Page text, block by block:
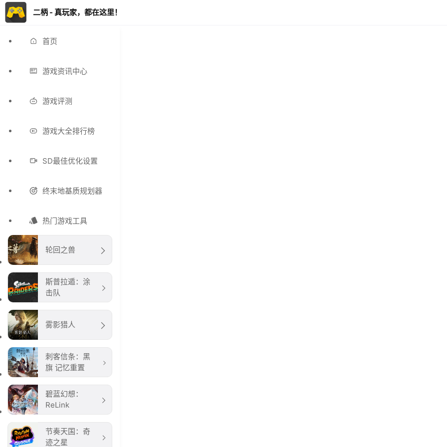
二柄 - 真玩家，都在这里！
首页
游戏资讯中心
游戏评测
游戏大全排行榜
SD最佳优化设置
终末地基质规划器
热门游戏工具
轮回之兽
斯普拉遁：涂
击队
雾影猎人
刺客信条：黑
旗 记忆重置
碧蓝幻想：
ReLink
节奏天国：奇
迹之星